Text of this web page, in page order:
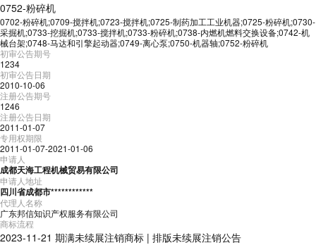
0752-粉碎机
0702-粉碎机;0709-搅拌机;0723-搅拌机;0725-制药加工工业机器;0725-粉碎机;0730-
采掘机;0733-挖掘机;0733-搅拌机;0733-粉碎机;0738-内燃机燃料交换设备;0742-机
械台架;0748-马达和引擎起动器;0749-离心泵;0750-机器轴;0752-粉碎机
初审公告期号
1234
初审公告日期
2010-10-06
注册公告期号
1246
注册公告日期
2011-01-07
专用权期限
2011-01-07-2021-01-06
申请人
成都天海工程机械贸易有限公司
申请人地址
四川省成都市************
代理人名称
广东邦信知识产权服务有限公司
商标流程
2023-11-21 期满未续展注销商标 | 排版未续展注销公告